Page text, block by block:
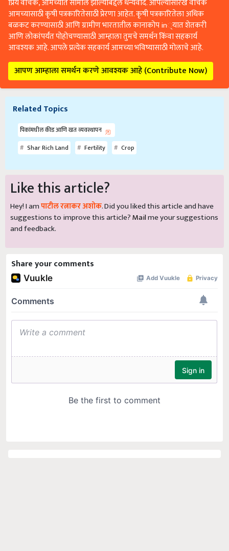
प्रिय वाचक, आमच्यात सामील झाल्याबद्दल धन्यवाद. आपल्यासारखे वाचक
आमच्यासाठी कृषी पत्रकारितेसाठी प्रेरणा आहेत. कृषी पत्रकारितेला अधिक
बळकट करण्यासाठी आणि ग्रामीण भारतातील कानाकोप in्यात शेतकरी
आणि लोकांपर्यंत पोहोचण्यासाठी आम्हाला तुमचे समर्थन किंवा सहकार्य
आवश्यक आहे. आपले प्रत्येक सहकार्य आमच्या भविष्यासाठी मोलाचे आहे.
आपण आम्हाला समर्थन करणे आवश्यक आहे (Contribute Now)
Related Topics
पिकांमधील कीड आणि खत व्यवस्थापन
Shar Rich Land
Fertility Crop
Like this article?
Hey! I amपाटील रत्नाकर अशोक. Did you liked this article and have
suggestions to improve this article?Mailme your suggestions
and feedback.
Share your comments